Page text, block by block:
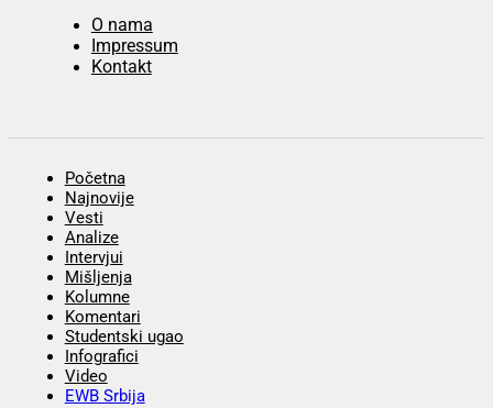
O nama
Impressum
Kontakt
Početna
Najnovije
Vesti
Analize
Intervjui
Mišljenja
Kolumne
Komentari
Studentski ugao
Infografici
Video
EWB Srbija